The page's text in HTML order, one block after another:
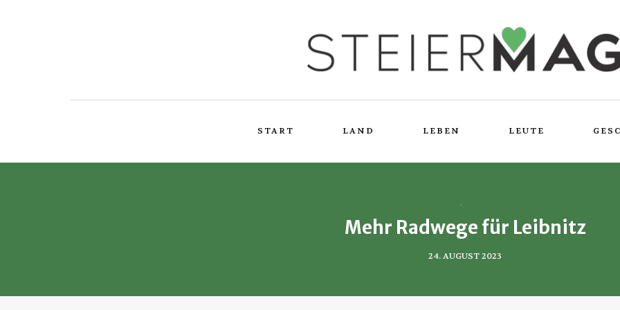
START LAND LEBEN LEUTE
,
Mehr Radwege für Leibnitz
24. AUGUST 2023